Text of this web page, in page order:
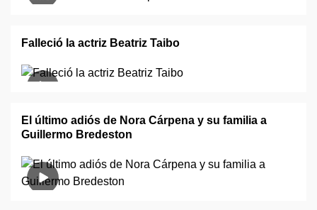
Falleció la actriz Beatriz Taibo
El último adiós de Nora Cárpena y su familia a
Guillermo Bredeston